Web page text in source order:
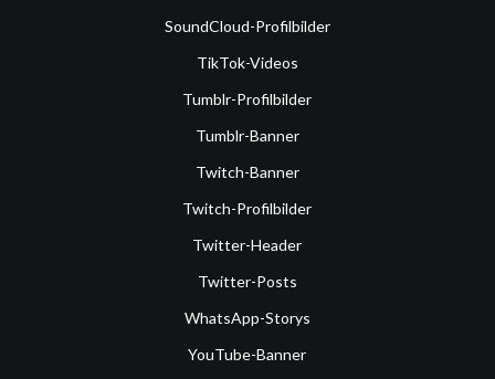
SoundCloud-Profilbilder
TikTok-Videos
Tumblr-Profilbilder
Tumblr-Banner
Twitch-Banner
Twitch-Profilbilder
Twitter-Header
Twitter-Posts
WhatsApp-Storys
YouTube-Banner